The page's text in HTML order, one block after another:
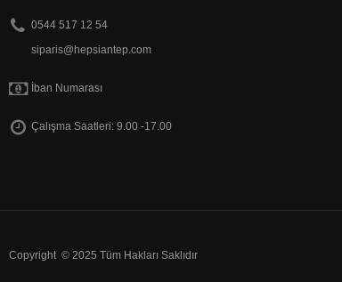
0544 517 12 54
siparis@hepsiantep.com
İban Numarası
Çalışma Saatleri: 9.00 -17.00
Copyright © 2025 Tüm Hakları Saklıdır